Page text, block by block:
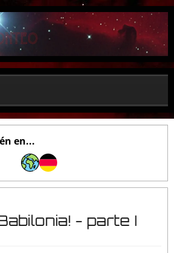
a
en...
- parte I